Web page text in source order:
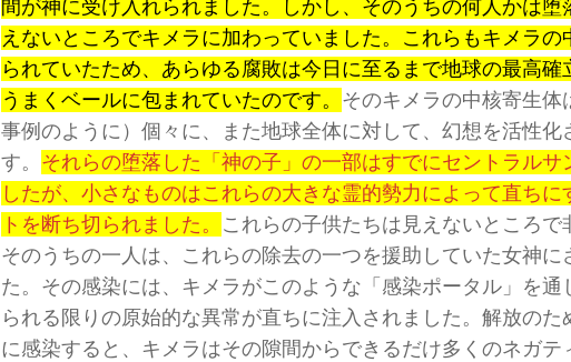
間が神に受け入れられました。しかし、そのうちの何人かは堕
えないところでキメラに加わっていました。これらもキメラの
られていたため、あらゆる腐敗は今日に至るまで地球の最高確
うまくベールに包まれていたのです。 そのキメラの中核寄生体
事例のように）個々に、また地球全体に対して、幻想を活性化
す。 それらの堕落した「神の子」の一部はすでにセントラルサ
したが、小さなものはこれらの大きな霊的勢力によって直ちに
トを断ち切られました。 これらの子供たちは見えないところで
そのうちの一人は、これらの除去の一つを援助していた女神に
た。その感染には、キメラがこのような「感染ポータル」を通
られる限りの原始的な異常が直ちに注入されました。解放のた
に感染すると、キメラはその隙間からできるだけ多くのネガテ